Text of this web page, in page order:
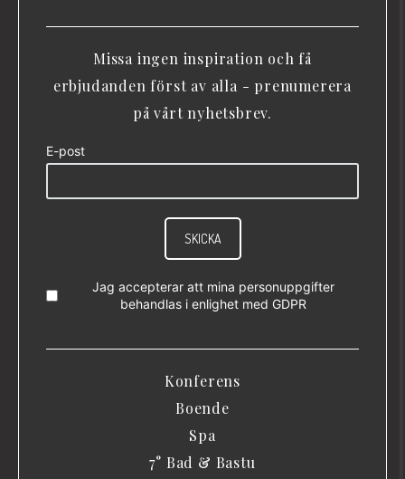
Missa ingen inspiration och få
erbjudanden först av alla - prenumerera
på vårt nyhetsbrev.
E-post
SKICKA
Jag accepterar att mina personuppgifter
behandlas i enlighet med GDPR
Konferens
Boende
Spa
7° Bad & Bastu